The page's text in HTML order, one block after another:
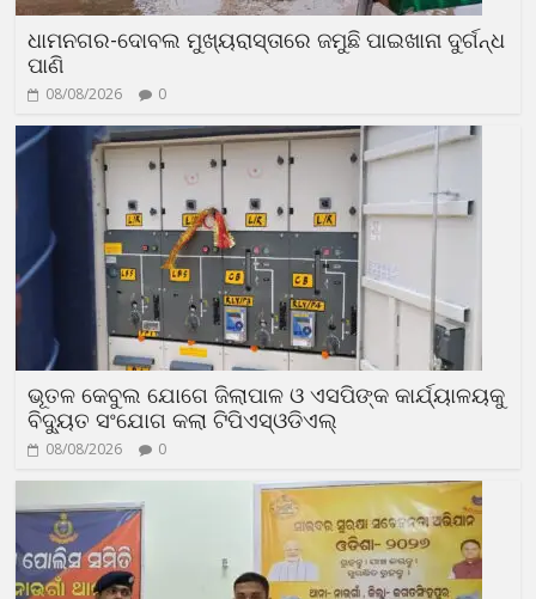
ଧାମନଗର-ଦୋବଲ ମୁଖ୍ୟରାସ୍ତାରେ ଜମୁଛି ପାଇଖାନା ଦୁର୍ଗନ୍ଧ
ପାଣି
08/08/2026 0
ଭୂତଳ କେବୁଲ ଯୋଗେ ଜିଲାପାଳ ଓ ଏସପିଙ୍କ କାର୍ଯ୍ୟାଳୟକୁ
ବିଦ୍ୟୁତ ସଂଯୋଗ କଲା ଟିପିଏସ୍ଓଡିଏଲ୍
08/08/2026 0